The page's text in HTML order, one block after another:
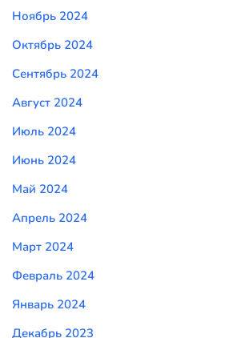
Ноябрь 2024
Октябрь 2024
Сентябрь 2024
Август 2024
Июль 2024
Июнь 2024
Май 2024
Апрель 2024
Март 2024
Февраль 2024
Январь 2024
Декабрь 2023